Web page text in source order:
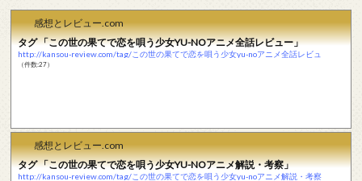
感想とレビュー.com
タグ 「この世の果てで恋を唄う少女YU-NOアニメ全話レビュー」
http://kansou-review.com/tag/この世の果てで恋を唄う少女yu-noアニメ全話レビュ
（件数:27）
感想とレビュー.com
タグ 「この世の果てで恋を唄う少女YU-NOアニメ解説・考察」
http://kansou-review.com/tag/この世の果てで恋を唄う少女yu-noアニメ解説・考察